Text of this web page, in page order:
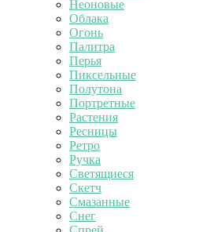
Неоновые
Облака
Огонь
Палитра
Перья
Пиксельные
Полутона
Портретные
Растения
Ресницы
Ретро
Ручка
Светящиеся
Скетч
Смазанные
Снег